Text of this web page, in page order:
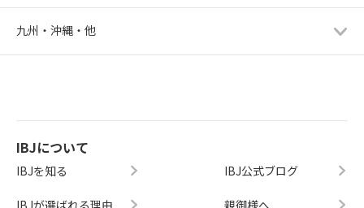
九州・沖縄・他
IBJについて
IBJを知る
IBJが選ばれる理由
IBJ公式ブログ
親御様へ